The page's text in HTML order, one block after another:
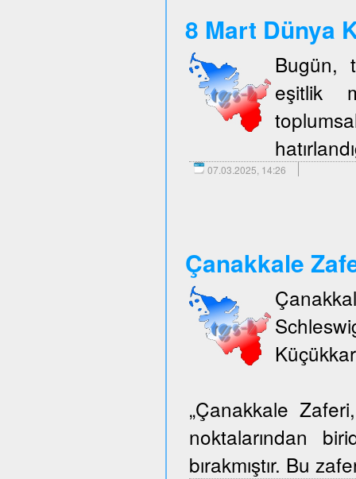
8 Mart Dünya
Bugün,
eşitlik
07.03.2025, 14:26
Çanakkale
„Çanakkale
noktalarından
bırakmıştır. Bu